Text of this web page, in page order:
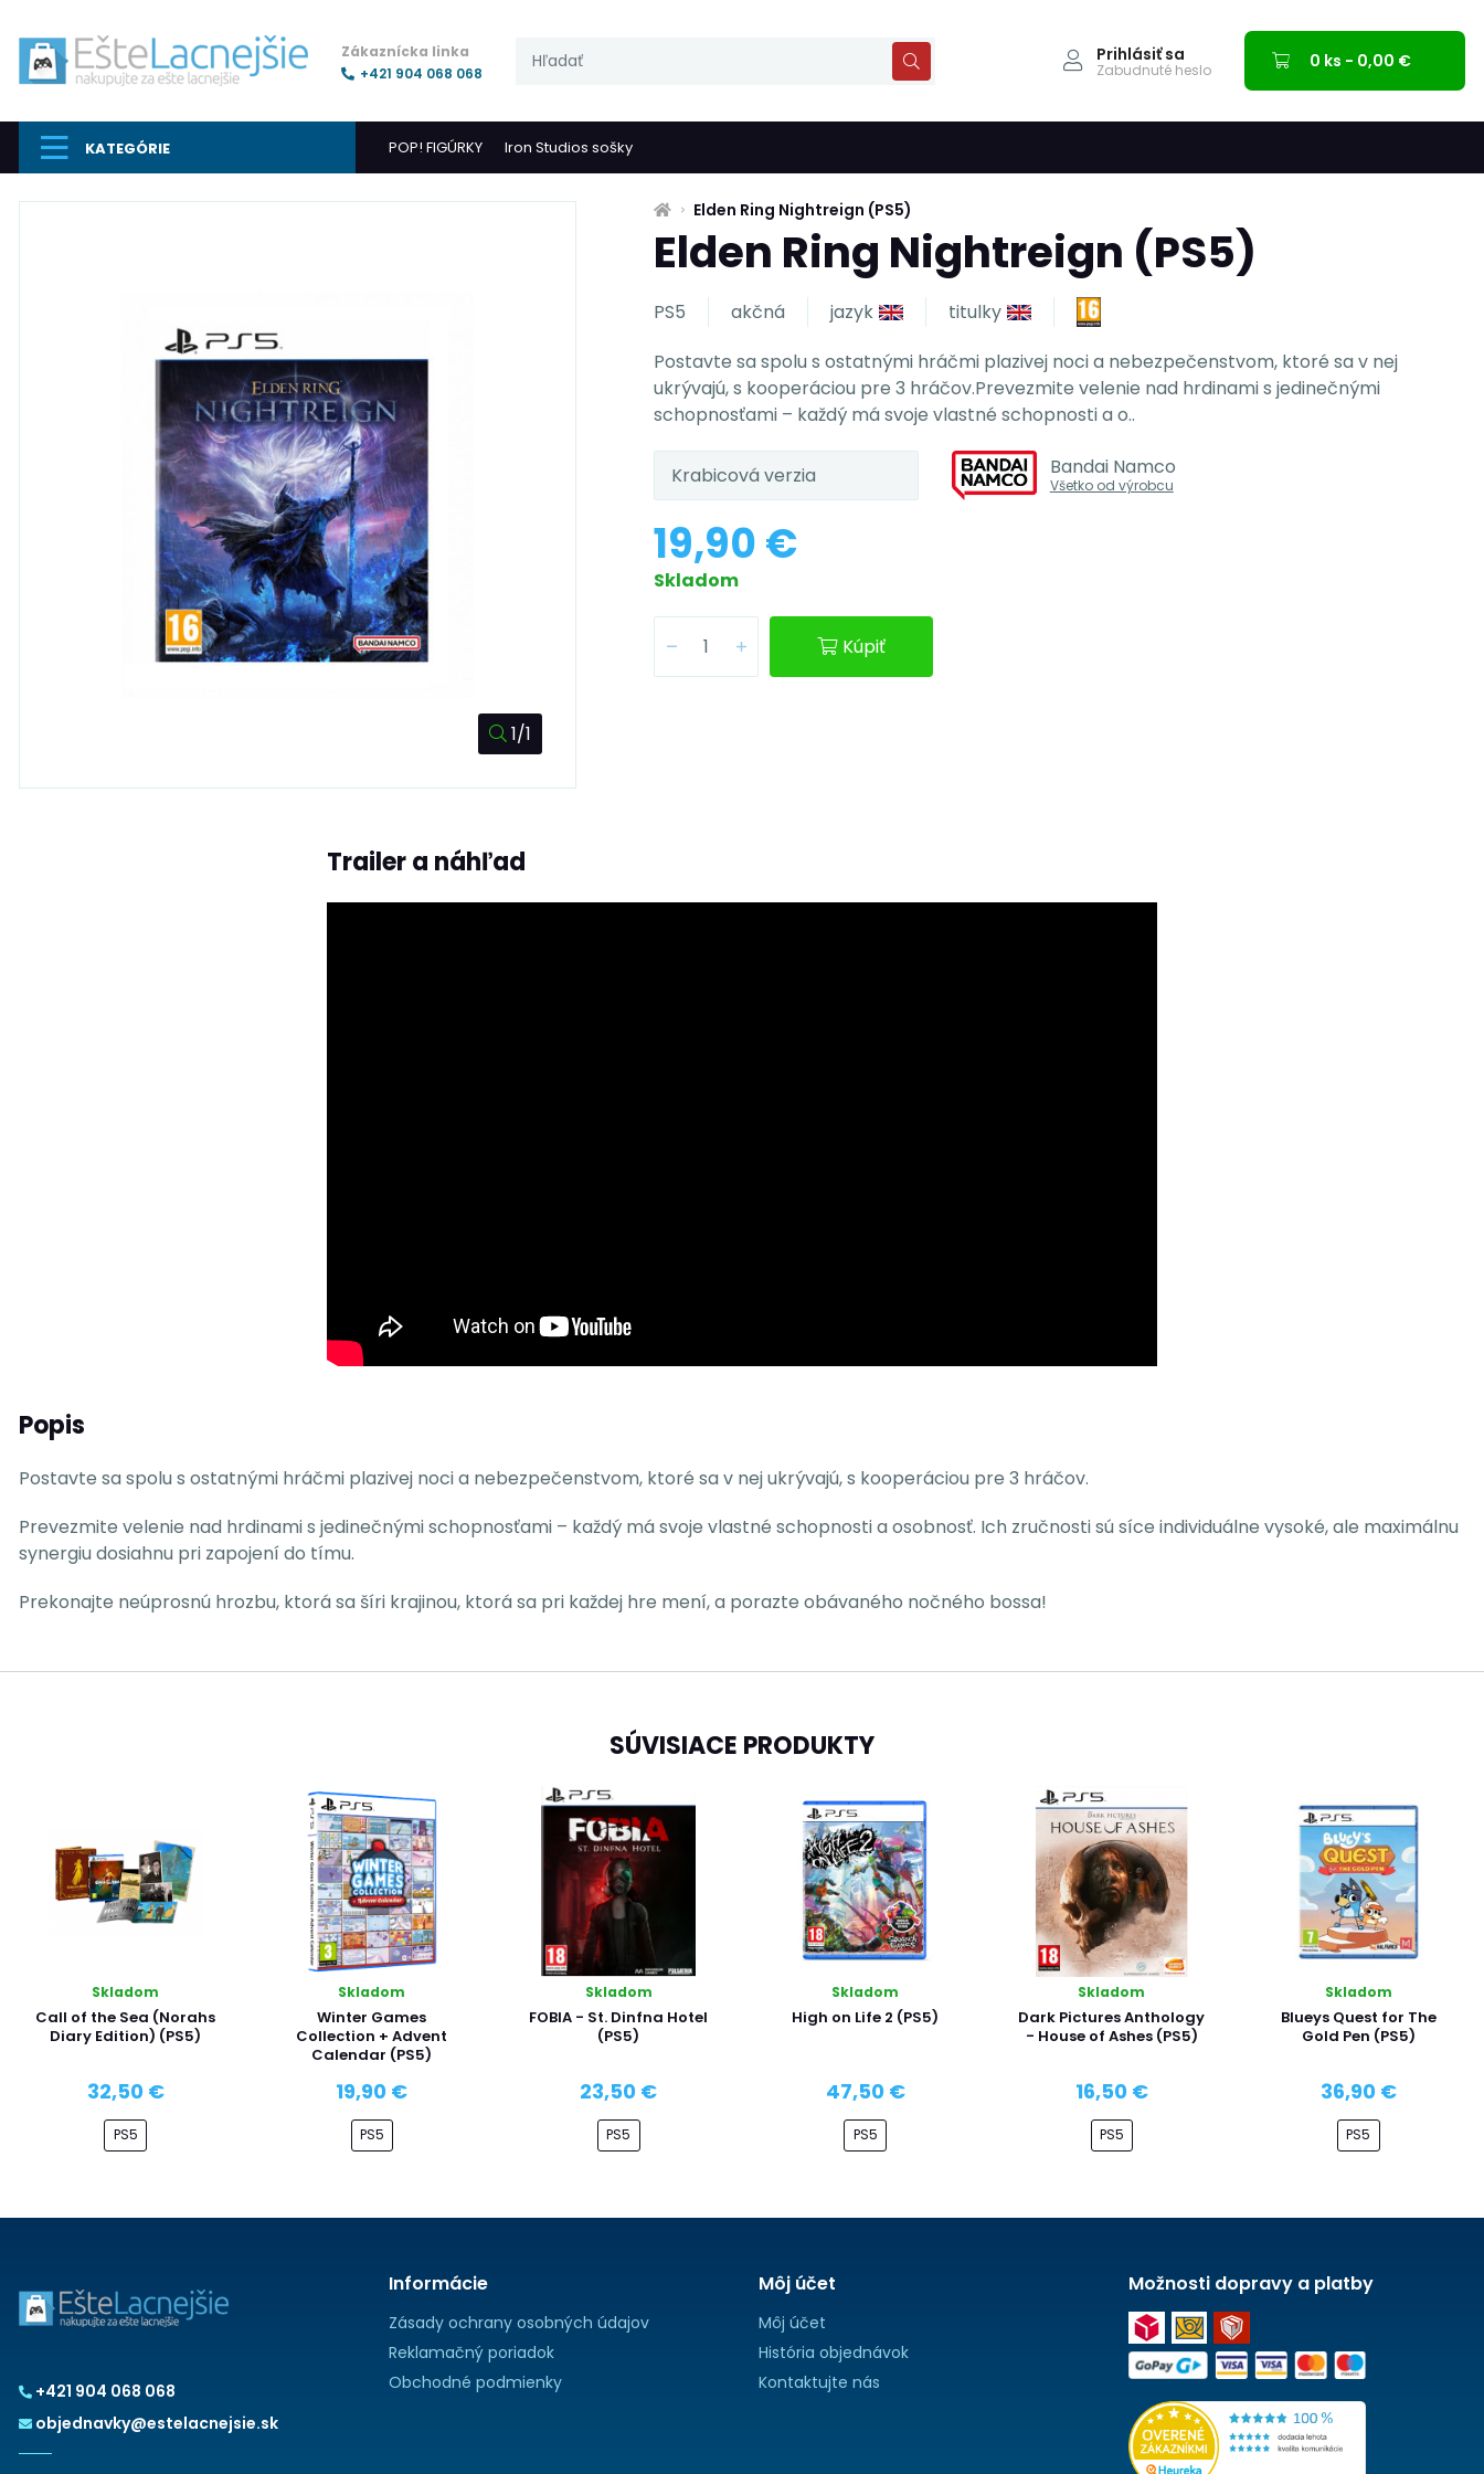
Zákaznícka linka
+421 904 068 068
Prihlásiť sa
Zabudnuté heslo 0 ks - 0,00 €
KATEGÓRIE POP! FIGÚRKY Iron Studios sošky
1/1
Elden Ring Nightreign (PS5)
Elden Ring Nightreign (PS5)
PS5 akčná jazyk
titulky
Postavte sa spolu s ostatnými hráčmi plazivej noci a nebezpečenstvom, ktoré sa v nej
ukrývajú, s kooperáciou pre 3 hráčov.Prevezmite velenie nad hrdinami s jedinečnými
schopnosťami – každý má svoje vlastné schopnosti a o..
Krabicová verzia Bandai Namco
Všetko od výrobcu
19,90 €
Skladom
Kúpiť
Trailer a náhľad
Popis
Postavte sa spolu s ostatnými hráčmi plazivej noci a nebezpečenstvom, ktoré sa v nej ukrývajú, s kooperáciou pre 3 hráčov.
Prevezmite velenie nad hrdinami s jedinečnými schopnosťami – každý má svoje vlastné schopnosti a osobnosť. Ich zručnosti sú síce individuálne vysoké, ale maximálnu
synergiu dosiahnu pri zapojení do tímu.
Prekonajte neúprosnú hrozbu, ktorá sa šíri krajinou, ktorá sa pri každej hre mení, a porazte obávaného nočného bossa!
SÚVISIACE PRODUKTY
Skladom
Call of the Sea (Norahs
Diary Edition) (PS5)
32,50 €
PS5
Skladom
Winter Games
Collection + Advent
Calendar (PS5)
19,90 €
PS5
Skladom
FOBIA - St. Dinfna Hotel
(PS5)
23,50 €
PS5
Skladom
High on Life 2 (PS5)
47,50 €
PS5
Skladom
Dark Pictures Anthology
- House of Ashes (PS5)
16,50 €
PS5
Skladom
Blueys Quest for The
Gold Pen (PS5)
36,90 €
PS5
+421 904 068 068
objednavky@estelacnejsie.sk
Informácie
Zásady ochrany osobných údajov
Reklamačný poriadok
Obchodné podmienky
Môj účet
Môj účet
História objednávok
Kontaktujte nás
Možnosti dopravy a platby